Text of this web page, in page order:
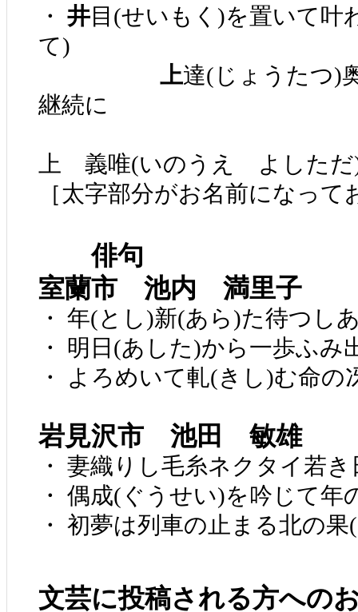
・ 井目(せいもく)を置いて叶
て)
上達(じょうたつ)
継続に
上 義唯(いのうえ よした
［太字部分がお名前になって
俳句
室蘭市 池内 満里子
・ 年(とし)新(あら)た待つし
・ 明日(あした)から一歩ふ
・ よろめいて軋(きし)む命
岩見沢市 池田 敏雄
・ 妻織りし毛糸ネクタイ若き
・ 偶成(ぐうせい)を吟じて年
・ 初夢は列車の止まる北の果
文芸に投稿される方への